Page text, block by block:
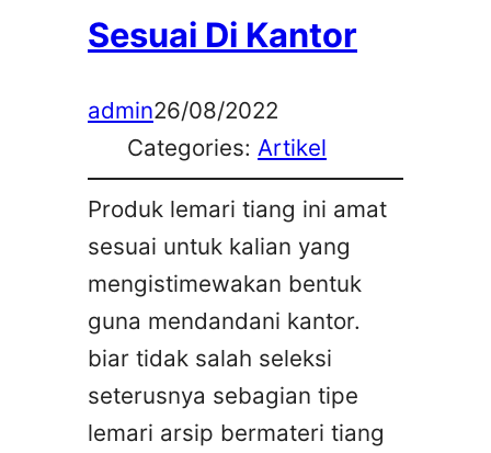
Sesuai Di Kantor
admin26/08/2022
Categories: Artikel
Produk lemari tiang ini amat
sesuai untuk kalian yang
mengistimewakan bentuk
guna mendandani kantor.
biar tidak salah seleksi
seterusnya sebagian tipe
lemari arsip bermateri tiang